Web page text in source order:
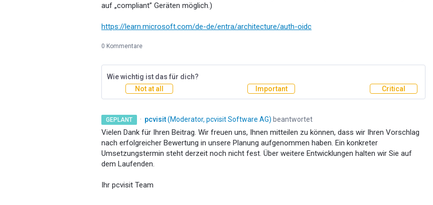
auf „compliant” Geräten möglich.)
https://learn.microsoft.com/de-de/entra/architecture/auth-oidc
0 Kommentare
Wie wichtig ist das für dich?
Not at all
Important Critical
GEPLANT · pcvisit(Moderator, pcvisit Software AG) beantwortet
Vielen Dank für Ihren Beitrag. Wir freuen uns, Ihnen mitteilen zu können, dass wir Ihren Vorschlag
nach erfolgreicher Bewertung in unsere Planung aufgenommen haben. Ein konkreter
Umsetzungstermin steht derzeit noch nicht fest. Über weitere Entwicklungen halten wir Sie auf
dem Laufenden.
Ihr pcvisit Team